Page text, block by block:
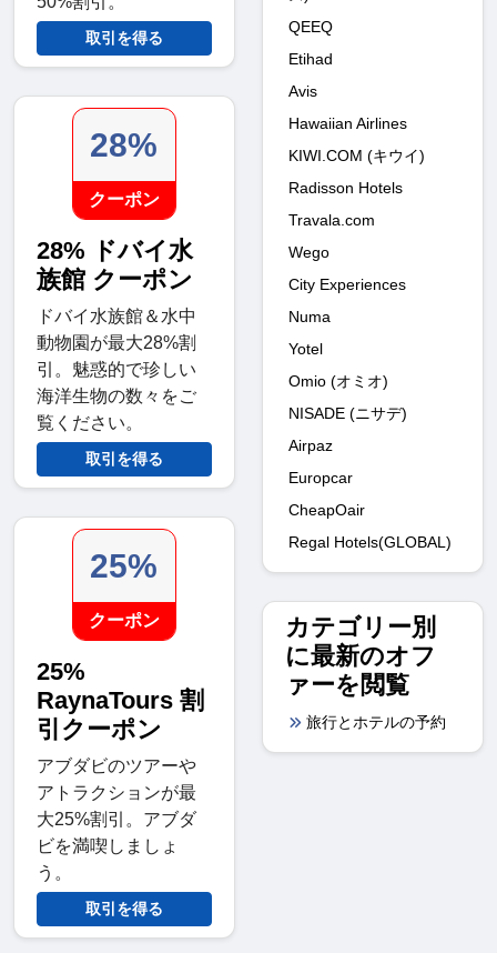
取引を得る
28%
クーポン
28% ドバイ水
族館 クーポン
ドバイ水族館＆水中
動物園が最大28%割
引。魅惑的で珍しい
海洋生物の数々をご
覧ください。
取引を得る
25%
クーポン
25%
RaynaTours 割
引クーポン
アブダビのツアーや
アトラクションが最
大25%割引。アブダ
ビを満喫しましょ
う。
取引を得る
QEEQ
Etihad
Avis
Hawaiian Airlines
KIWI.COM (キウイ)
Radisson Hotels
Travala.com
Wego
City Experiences
Numa
Yotel
Omio (オミオ)
NISADE (ニサデ)
Airpaz
Europcar
CheapOair
Regal Hotels(GLOBAL)
カテゴリー別
に最新のオフ
ァーを閲覧
旅行とホテルの予約